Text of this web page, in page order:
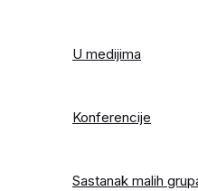
U medijima
Konferencije
Sastanak malih